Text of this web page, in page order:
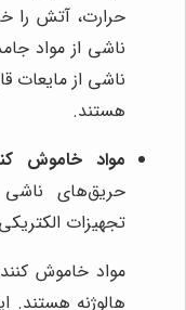
حرارت، آتش را
ناشی از مواد
ناشی از مایعات
هستند.
مواد خاموش
حریق‌های ناشی
تجهیزات
هالوژنه هستند.